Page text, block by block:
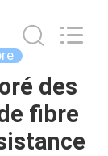
des
fibre